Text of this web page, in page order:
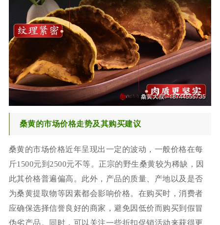
桑黄的市场价格走势及其购买建议
桑黄的市场价格近年呈现出一定的波动，一般价格在每
斤1500元到2500元不等。正宗的野生桑黄较为稀缺，因
此其价格普遍偏高。此外，产品的质量、产地以及是否
为桑黄提取物等因素都会影响价格。在购买时，消费者
应确保选择信誉良好的商家，避免因低价而购买到假冒
伪劣产品。同时，可以关注一些折扣促销活动来获得更